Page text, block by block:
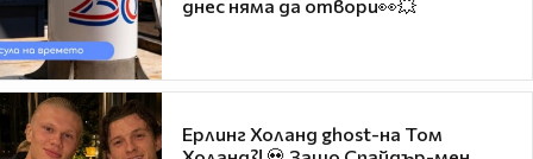
днес няма да отвори👀💥
Ерлинг Холанд ghost-на Том